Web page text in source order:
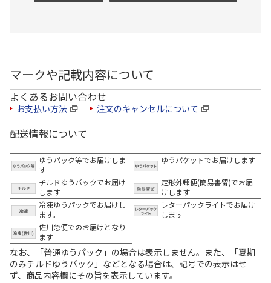
マークや記載内容について
よくあるお問い合わせ
お支払い方法 注文のキャンセルについて
配送情報について
ゆうパック等でお届けしま
す
ゆうパケットでお届けします
チルドゆうパックでお届け
します
定形外郵便(簡易書留)でお届
けします
冷凍ゆうパックでお届けし
ます。
レターパックライトでお届け
します
佐川急便でのお届けとなり
ます
なお、「普通ゆうパック」の場合は表示しません。また、「夏期
のみチルドゆうパック」などとなる場合は、記号での表示はせ
ず、商品内容欄にその旨を表示しています。